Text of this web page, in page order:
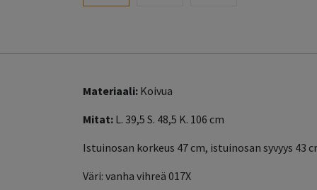
Materiaali: Koivua
Mitat: L. 39,5 S. 48,5 K. 106 cm
Istuinosan korkeus 47 cm, istuinosan syvyys 43
Väri: vanha vihreä 017X